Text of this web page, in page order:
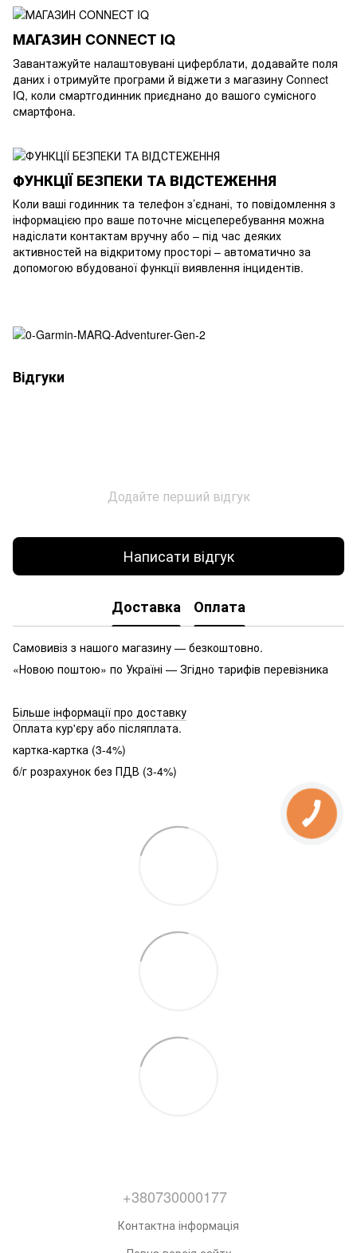
МАГАЗИН CONNECT IQ
Завантажуйте налаштовувані циферблати, додавайте поля
даних і отримуйте програми й віджети з магазину Connect
IQ, коли смартгодинник приєднано до вашого сумісного
смартфона.
ФУНКЦІЇ БЕЗПЕКИ ТА ВІДСТЕЖЕННЯ
Коли ваші годинник та телефон з’єднані, то повідомлення з
інформацією про ваше поточне місцеперебування можна
надіслати контактам вручну або – під час деяких
активностей на відкритому просторі – автоматично за
допомогою вбудованої функції виявлення інцидентів.
Відгуки
Додайте перший відгук
Написати відгук
Доставка Оплата
Самовивіз з нашого магазину — безкоштовно.
«Новою поштою» по Україні — Згідно тарифів перевізника
Більше інформації про доставку
Оплата кур'єру або післяплата.
картка-картка (3-4%)
б/г розрахунок без ПДВ (3-4%)
+380730000177
Контактна інформація